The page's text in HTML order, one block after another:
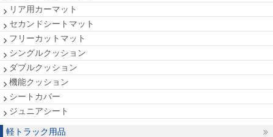
リア用カーマット
セカンドシートマット
フリーカットマット
シングルクッション
ダブルクッション
機能クッション
シートカバー
ジュニアシート
軽トラック用品